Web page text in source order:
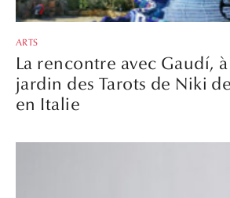
ARTS
La rencontre avec Gaudí,
jardin des Tarots de Niki
en Italie